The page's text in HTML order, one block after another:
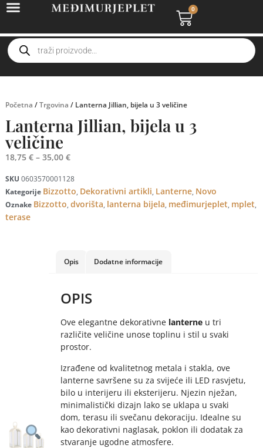
0
Početna /Trgovina / Lanterna Jillian, bijela u 3 veličine
Lanterna Jillian, bijela u 3
veličine
18,75 € – 35,00 €
SKU 0603570001128
Kategorije Bizzotto, Dekorativni artikli, Lanterne, Novo
Oznake Bizzotto, dvorišta, lanterna bijela, međimurjeplet, mplet,
terase
Opis Dodatne informacije
OPIS
Ove elegantne dekorativne lanterneu tri
različite veličine unose toplinu i stil u svaki
prostor.
Izrađene od kvalitetnog metala i stakla, ove
lanterne savršene su za svijeće ili LED rasvjetu,
bilo u interijeru ili eksterijeru. Njezin nježan,
minimalistički dizajn lako se uklapa u svaki
dom, terasu ili svečanu dekoraciju. Idealne su
kao dekorativni naglasak, poklon ili dodatak za
stvaranje ugodne atmosfere.